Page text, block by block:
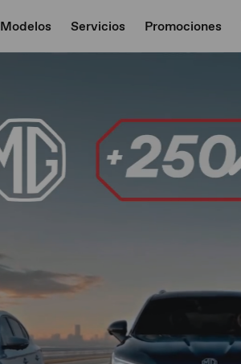
Modelos Servicios Promociones